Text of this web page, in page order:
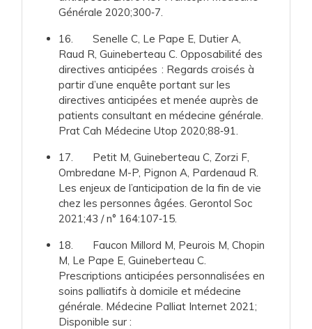
Générale 2020;300‑7.
16. Senelle C, Le Pape E, Dutier A,
Raud R, Guineberteau C. Opposabilité des
directives anticipées : Regards croisés à
partir d’une enquête portant sur les
directives anticipées et menée auprès de
patients consultant en médecine générale.
Prat Cah Médecine Utop 2020;88‑91.
17. Petit M, Guineberteau C, Zorzi F,
Ombredane M-P, Pignon A, Pardenaud R.
Les enjeux de l’anticipation de la fin de vie
chez les personnes âgées. Gerontol Soc
2021;43 / n° 164:107‑15.
18. Faucon Millord M, Peurois M, Chopin
M, Le Pape E, Guineberteau C.
Prescriptions anticipées personnalisées en
soins palliatifs à domicile et médecine
générale. Médecine Palliat Internet 2021;
Disponible sur :